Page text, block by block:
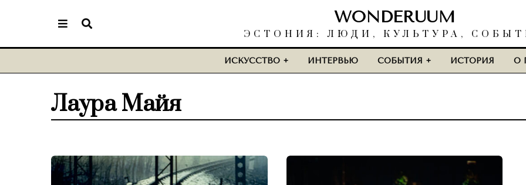
WONDERUUM
ЭСТОНИЯ: ЛЮДИ, КУЛЬТУРА,
ИСКУССТВО ИНТЕРВЬЮ СОБЫТИЯ ИСТОРИЯ О
Лаура Майя